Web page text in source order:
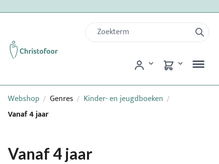
Webshop / Genres / Kinder- en jeugdboeken /
Vanaf 4 jaar
Vanaf 4 jaar